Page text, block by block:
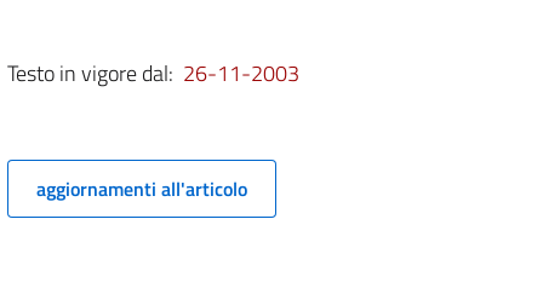
13
17
Testo in vigore dal: 26-11-2003
aggiornamenti all'articolo